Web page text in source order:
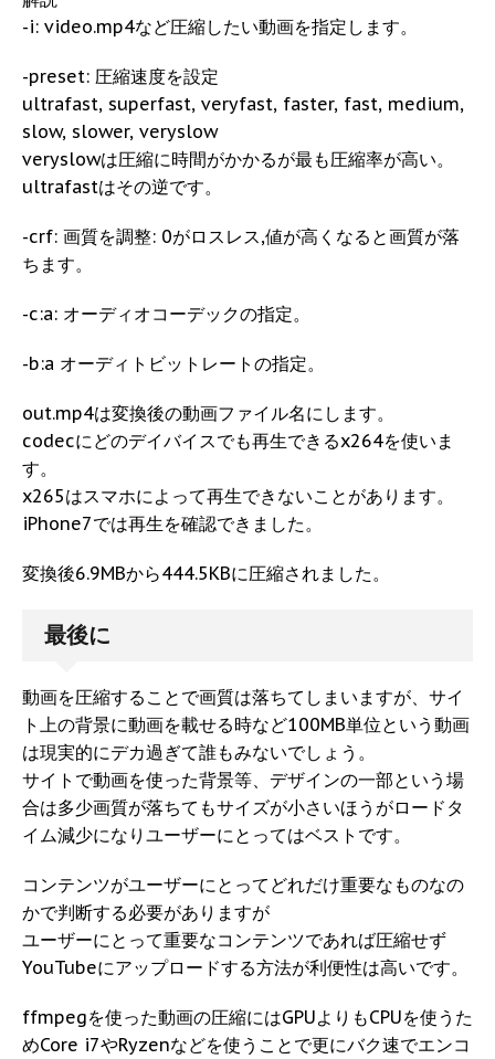
-i: video.mp4など圧縮したい動画を指定します。
-preset: 圧縮速度を設定
ultrafast, superfast, veryfast, faster, fast, medium,
slow, slower, veryslow
veryslowは圧縮に時間がかかるが最も圧縮率が高い。
ultrafastはその逆です。
-crf: 画質を調整: 0がロスレス,値が高くなると画質が落
ちます。
-c:a: オーディオコーデックの指定。
-b:a オーディトビットレートの指定。
out.mp4は変換後の動画ファイル名にします。
codecにどのデイバイスでも再生できるx264を使いま
す。
x265はスマホによって再生できないことがあります。
iPhone7では再生を確認できました。
変換後6.9MBから444.5KBに圧縮されました。
最後に
動画を圧縮することで画質は落ちてしまいますが、サイ
ト上の背景に動画を載せる時など100MB単位という動画
は現実的にデカ過ぎて誰もみないでしょう。
サイトで動画を使った背景等、デザインの一部という場
合は多少画質が落ちてもサイズが小さいほうがロードタ
イム減少になりユーザーにとってはベストです。
コンテンツがユーザーにとってどれだけ重要なものなの
かで判断する必要がありますが
ユーザーにとって重要なコンテンツであれば圧縮せず
YouTubeにアップロードする方法が利便性は高いです。
ffmpegを使った動画の圧縮にはGPUよりもCPUを使うた
めCore i7やRyzenなどを使うことで更にバク速でエンコ